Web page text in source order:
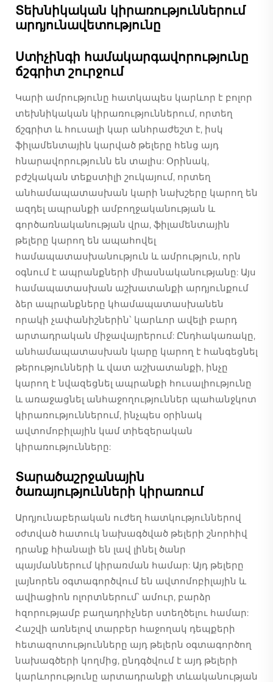
Տեխնիկական կիրառություններում
արդյունավետությունը
Ստիչինգի համակարգավորությունը
ճշգրիտ շուրջում
Կարի ամրությունը հատկապես կարևոր է բոլոր
տեխնիկական կիրառություններում, որտեղ
ճշգրիտ և հուսալի կար անհրաժեշտ է, իսկ
ֆիլամենտային կարված թելերը հենց այդ
հնարավորությունն են տալիս: Օրինակ,
բժշկական տեքստիլի շուկայում, որտեղ
անհամապատասխան կարի նախշերը կարող են
ազդել ապրանքի ամբողջականության և
գործառնականության վրա, ֆիլամենտային
թելերը կարող են ապահովել
համապատասխանություն և ամրություն, որն
օգնում է ապրանքների միասնականությանը: Այս
համապատասխան աշխատանքի արդյունքում
ձեր ապրանքները կհամապատասխանեն
որակի չափանիշներին՝ կարևոր ավելի բարդ
արտադրական միջավայրերում: Ընդհակառակը,
անհամապատասխան կարը կարող է հանգեցնել
թերությունների և վատ աշխատանքի, ինչը
կարող է նվազեցնել ապրանքի հուսալիությունը
և առաջացնել անհաջողություններ պահանջկոտ
կիրառություններում, ինչպես օրինակ
ավտոմոբիլային կամ տիեզերական
կիրառությունները:
Տարածաշրջանային
ծառայությունների կիրառում
Արդյունաբերական ուժեղ հատկություններով
օժտված հատուկ նախագծված թելերի շնորհիվ
դրանք հիանալի են լավ լինել ծանր
պայմաններում կիրառման համար: Այդ թելերը
լայնորեն օգտագործվում են ավտոմոբիլային և
ավիացիոն ոլորտներում՝ ամուր, բարձր
հզորությամբ բաղադրիչներ ստեղծելու համար:
Հաշվի առնելով տարբեր հաջողակ դեպքերի
հետազոտությունները այդ թելերն օգտագործող
նախագծերի կողմից, ընդգծվում է այդ թելերի
կարևորությունը արտադրանքի տևականության